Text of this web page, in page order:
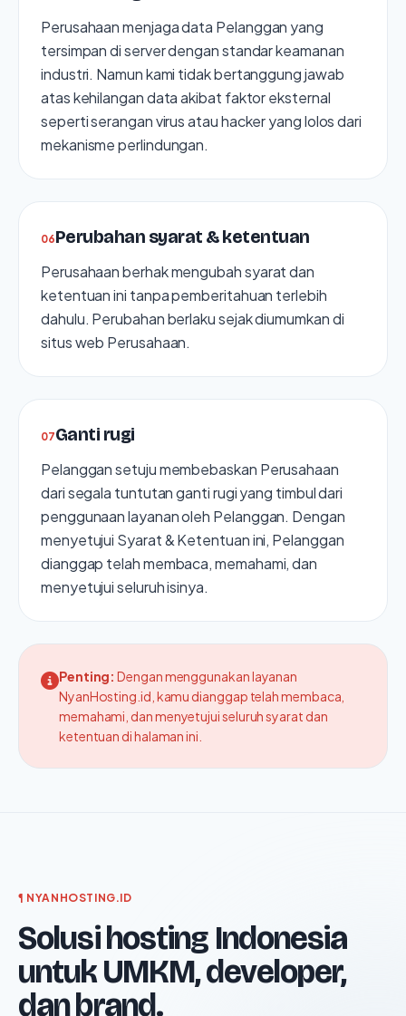
Perusahaan menjaga data Pelanggan yang
tersimpan di server dengan standar keamanan
industri. Namun kami tidak bertanggung jawab
atas kehilangan data akibat faktor eksternal
seperti serangan virus atau hacker yang lolos dari
mekanisme perlindungan.
06Perubahan syarat & ketentuan
Perusahaan berhak mengubah syarat dan
ketentuan ini tanpa pemberitahuan terlebih
dahulu. Perubahan berlaku sejak diumumkan di
situs web Perusahaan.
07Ganti rugi
Pelanggan setuju membebaskan Perusahaan
dari segala tuntutan ganti rugi yang timbul dari
penggunaan layanan oleh Pelanggan. Dengan
menyetujui Syarat & Ketentuan ini, Pelanggan
dianggap telah membaca, memahami, dan
menyetujui seluruh isinya.
Penting: Dengan menggunakan layanan
NyanHosting.id, kamu dianggap telah membaca,
memahami, dan menyetujui seluruh syarat dan
ketentuan di halaman ini.
¶ NYANHOSTING.ID
Solusi hosting Indonesia
untuk UMKM, developer,
dan brand.